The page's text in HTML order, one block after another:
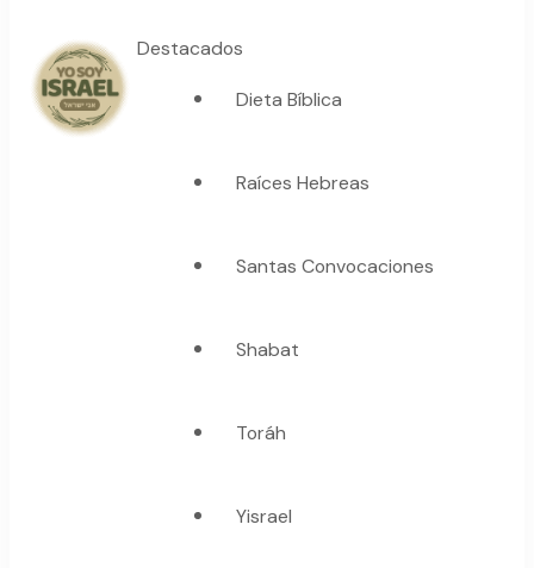
"La suma de tu palabra, es verdad"
Destacados
Dieta Bíblica
Raíces Hebreas
Santas Convocaciones
Shabat
Toráh
Yisrael